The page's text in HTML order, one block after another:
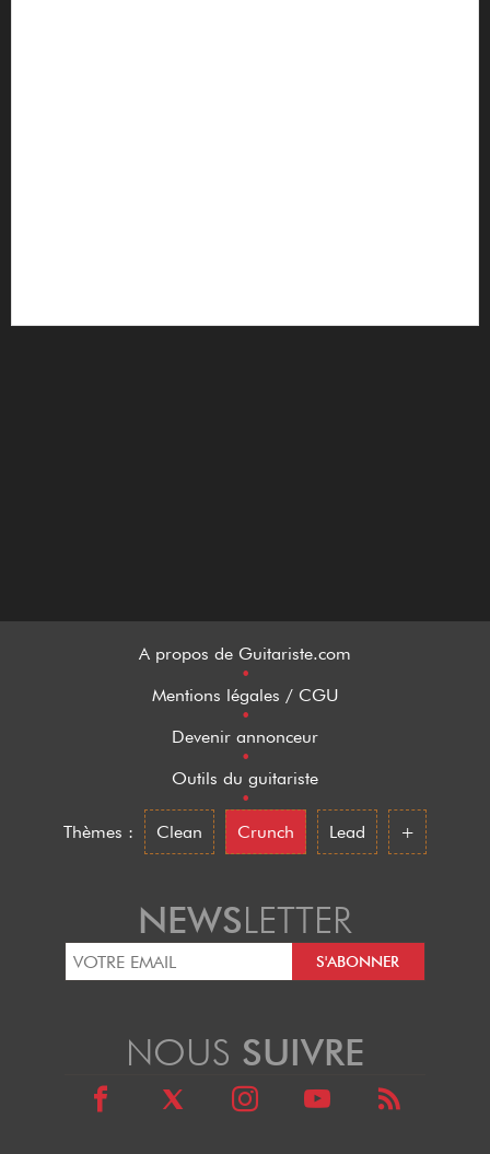
A propos de Guitariste.com
•
Mentions légales / CGU
•
Devenir annonceur
•
Outils du guitariste
•
Thèmes :
Clean Crunch Lead +
NEWSLETTER
NOUS SUIVRE